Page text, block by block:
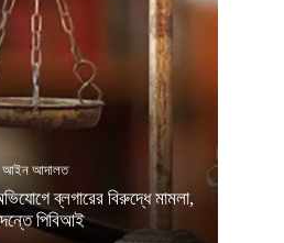
আইন আদালত
ব্লগারের বিরুদ্ধে মামলা,
পিবিআই